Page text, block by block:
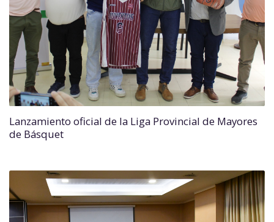
Lanzamiento oficial de la Liga Provincial de Mayores
de Básquet